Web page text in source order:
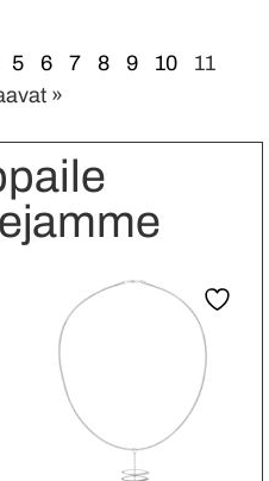
5 6 7 8 9 10
11
»